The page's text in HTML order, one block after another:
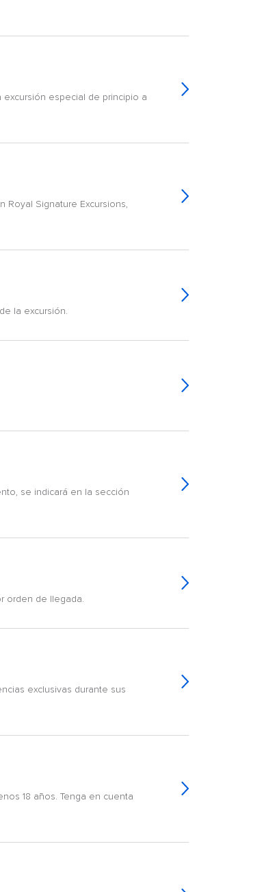
especial de principio a
Signature Excursions,
la excursión.
se indicará en la sección
orden de llegada.
exclusivas durante sus
18 años. Tenga en cuenta